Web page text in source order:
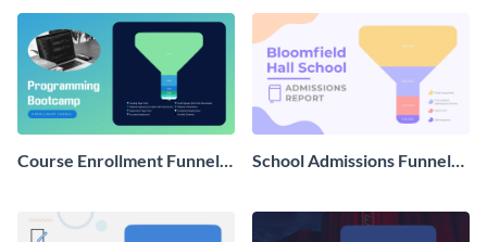
Course Enrollment Funnel
School Admissions Funnel